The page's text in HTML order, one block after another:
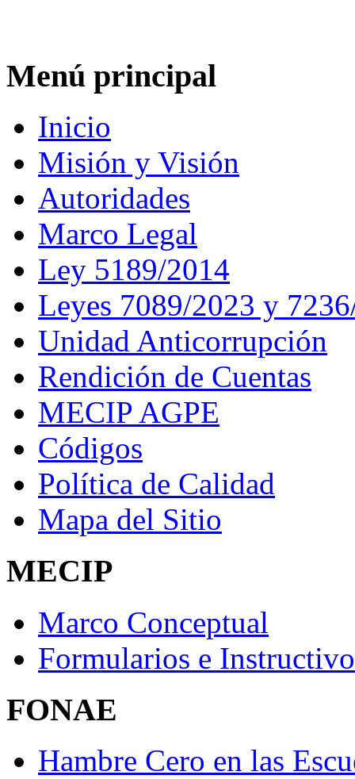
Menú principal
Inicio
Misión y Visión
Autoridades
Marco Legal
Ley 5189/2014
Leyes 7089/2023 y
Unidad Anticorrupción
Rendición de Cuentas
MECIP AGPE
Códigos
Política de Calidad
Mapa del Sitio
MECIP
Marco Conceptual
Formularios e
FONAE
Hambre Cero en las